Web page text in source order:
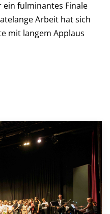
ein fulminantes Finale
Arbeit hat sich
mit langem Applaus